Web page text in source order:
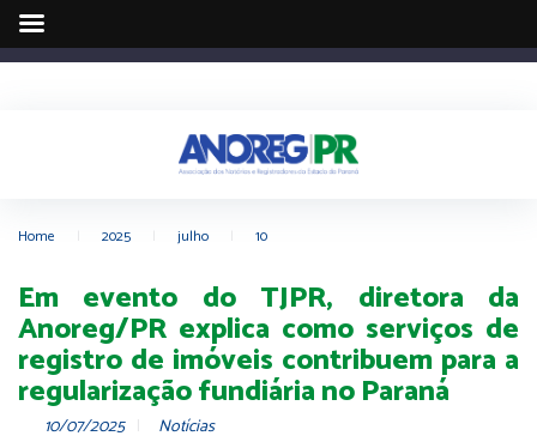
Home 2025 julho 10
Em evento do TJPR, diretora da
Anoreg/PR explica como serviços de
registro de imóveis contribuem para a
regularização fundiária no Paraná
10/07/2025 Notícias